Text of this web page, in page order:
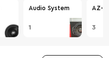
Audio System
1
AZ-13
3